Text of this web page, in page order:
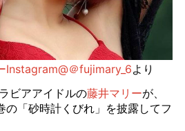
Instagram@＠fujimary_6より
ビアアイドルの藤井マリーが、
「砂時計くびれ」を披露してフ